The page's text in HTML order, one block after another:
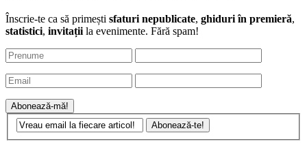
Înscrie-te ca să primești sfaturi nepublicate, ghiduri în premieră,
statistici, invitații la evenimente. Fără spam!